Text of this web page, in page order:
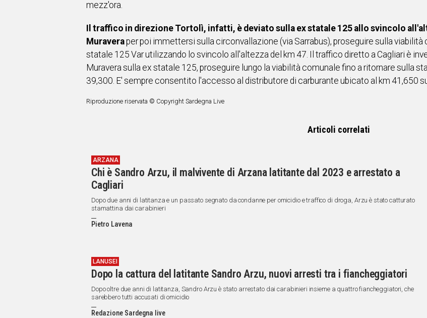
mezz'ora.
Il traffico in direzione Tortolì, infatti, è deviato sulla ex statale 125 allo svincolo
Muraveraper poi immettersi sulla circonvallazione (via Sarrabus), proseguire sulla
statale 125 Var utilizzando lo svincolo all'altezza del km 47. Il traffico diretto a Cagliari è
Muravera sulla ex statale 125, proseguire lungo la viabilità comunale fino a ritornare sulla
39,300. E' sempre consentito l'accesso al distributore di carburante ubicato al km 41,650
Riproduzione riservata © Copyright Sardegna Live
Articoli correlati
ARZANA
Chi è Sandro Arzu, il malvivente di Arzana latitante dal 2023 e arrestato a
Cagliari
Dopo due anni di latitanza e un passato segnato da condanne per omicidio e traffico di droga, Arzu è stato catturato
stamattina dai carabinieri
Pietro Lavena
LANUSEI
Dopo la cattura del latitante Sandro Arzu, nuovi arresti tra i fiancheggiatori
Dopo oltre due anni di latitanza, Sandro Arzu è stato arrestato dai carabinieri insieme a quattro fiancheggiatori, che
sarebbero tutti accusati di omicidio
Redazione Sardegna live